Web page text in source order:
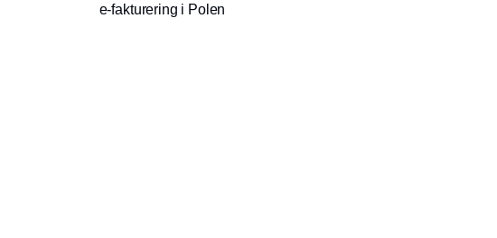
e-fakturering i Polen